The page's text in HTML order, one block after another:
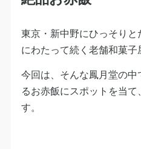
東京・新中野にひっそり
にわたって続く老舗和菓子
今回は、そんな鳳月堂の
るお赤飯にスポットを当て
す。